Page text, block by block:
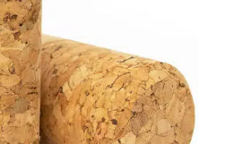
agglomerato
the high pressure inside the bottle
cava, beer or sparkling wine
bubbly freshness for longer.